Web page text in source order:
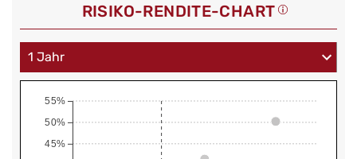
RISIKO-RENDITE-CHART
45%
50%
55%